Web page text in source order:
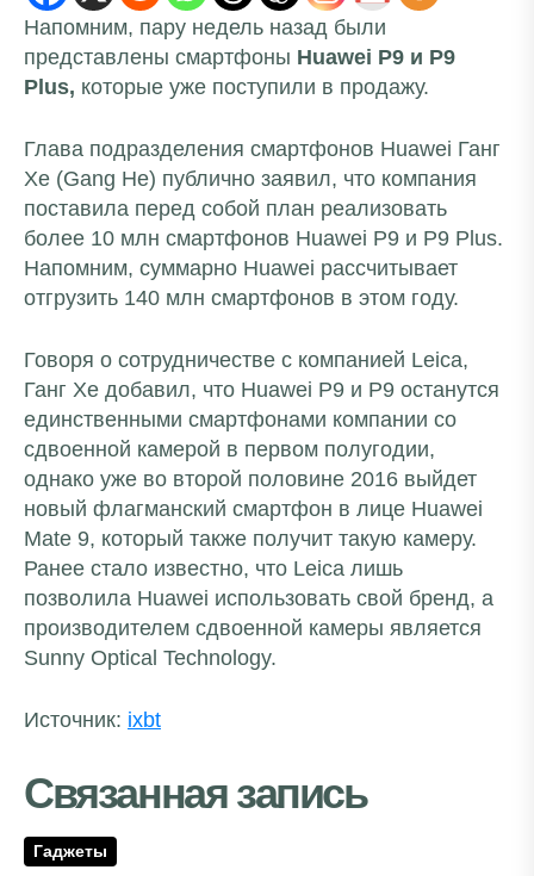
Напомним, пару недель назад были
представлены смартфоны Huawei P9 и P9
Plus, которые уже поступили в продажу.
Глава подразделения смартфонов Huawei Ганг
Хе (Gang He) публично заявил, что компания
поставила перед собой план реализовать
более 10 млн смартфонов Huawei P9 и P9 Plus.
Напомним, суммарно Huawei рассчитывает
отгрузить 140 млн смартфонов в этом году.
Говоря о сотрудничестве с компанией Leica,
Ганг Хе добавил, что Huawei P9 и P9 останутся
единственными смартфонами компании со
сдвоенной камерой в первом полугодии,
однако уже во второй половине 2016 выйдет
новый флагманский смартфон в лице Huawei
Mate 9, который также получит такую камеру.
Ранее стало известно, что Leica лишь
позволила Huawei использовать свой бренд, а
производителем сдвоенной камеры является
Sunny Optical Technology.
Источник: ixbt
Связанная запись
Гаджеты